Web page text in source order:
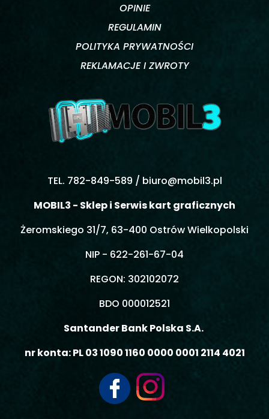
OPINIE
REGULAMIN
POLITYKA PRYWATNOŚCI
REKLAMACJE I ZWROTY
TEL. 782-849-589 / biuro@mobil3.pl
MOBIL3 - Sklep i Serwis kart graficznych
Żeromskiego 31/7, 63-400 Ostrów Wielkopolski
NIP - 622-261-67-04
REGON: 302102072
BDO 000012521
Santander Bank Polska S.A.
nr konta: PL 03 1090 1160 0000 0001 2114 4021